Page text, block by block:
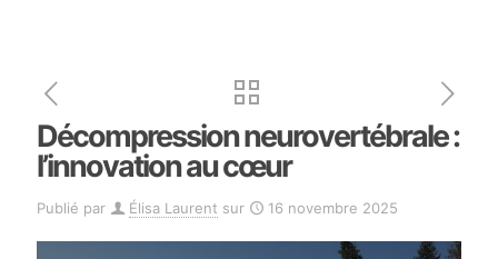
Décompression neurovertébrale :
l’innovation au cœur
Publié par Élisa Laurent sur 16 novembre 2025